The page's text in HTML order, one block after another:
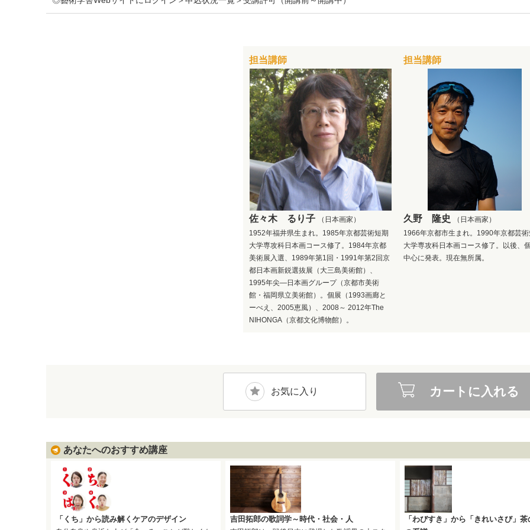
担当講師
佐々木 るり子
（日本画家）
1952年福井県生まれ。1985年京都芸術短期
大学専攻科日本画コース修了。1984年京都
美術展入選、1989年第1回・1991年第2回京
都日本画新鋭選抜展（大三島美術館）、
1995年尖―日本画グループ（京都市美術
館・福岡県立美術館）。個展（1993画廊と
ーべえ、2005恵風）、2008～ 2012年The
NIHONGA（京都文化博物館）。
担当講師
久野 隆史
（日本画家）
1966年京都市生まれ。1990年京都芸術
大学専攻科日本画コース修了。以後、
中心に発表。現在無所属。
お気に入り カートに入れる
あなたへのおすすめ講座
「くち」から読み解くケアのデザイン 吉田拓郎の歌詞学～時代・社会・人
「わびすき」から「きれいさび」茶